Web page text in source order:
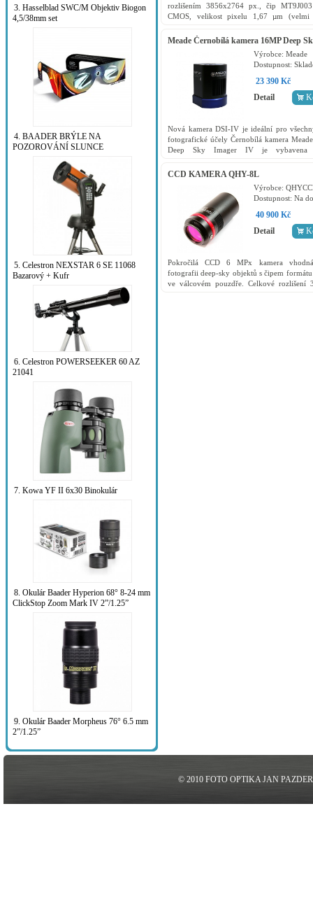
3. Hasselblad SWC/M Objektiv Biogon
4,5/38mm set
4. BAADER BRÝLE NA
POZOROVÁNÍ SLUNCE
5. Celestron NEXSTAR 6 SE 11068
Bazarový + Kufr
6. Celestron POWERSEEKER 60 AZ
21041
7. Kowa YF II 6x30 Binokulár
8. Okulár Baader Hyperion 68° 8-24 mm
ClickStop Zoom Mark IV 2”/1.25”
9. Okulár Baader Morpheus 76° 6.5 mm
2”/1.25”
rozlišením 3856x2764 px., čip
CMOS, velikost pixelu 1,67 µm (velmi
od 0,0001 do 10 s, přes...
Meade Černobílá kamera 16MP Deep
Výrobce: Meade
Dostupnost:
23 390 Kč
Detail
Nová kamera DSI-IV je ideální pro
fotografické účely Černobílá kamera
Deep Sky Imager IV je vybavena
regulovaným dvojstupňovým...
CCD KAMERA QHY-8L
Výrobce:
Dostupnost: Na
40 900 Kč
Detail
Pokročilá CCD 6 MPx kamera
fotografii deep-sky objektů s čipem formátu
ve válcovém pouzdře. Celkové rozlišení
© 2010 FOTO OPTIKA JAN